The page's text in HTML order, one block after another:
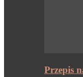
Przepis